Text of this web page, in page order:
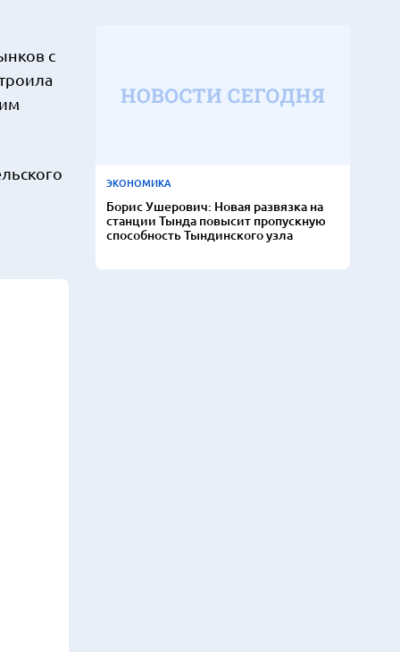
с
ЭКОНОМИКА
Борис Ушерович: Новая развязка на
станции Тында повысит пропускную
способность Тындинского узла